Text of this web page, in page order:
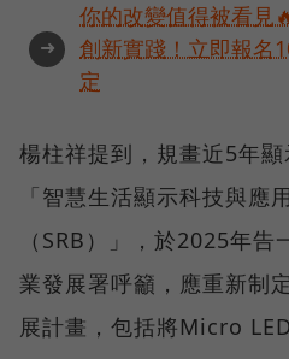
➜
你的改變值得被看見
創新實踐！立即報名
定
楊柱祥提到，規畫近5年
「智慧生活顯示科技與應
（SRB）」，於2025年
業發展署呼籲，應重新制
展計畫，包括將Micro